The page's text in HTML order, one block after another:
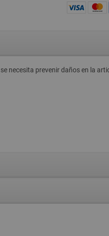
necesita prevenir daños en la